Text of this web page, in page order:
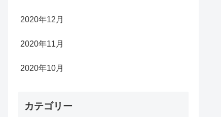
2020年12月
2020年11月
2020年10月
カテゴリー